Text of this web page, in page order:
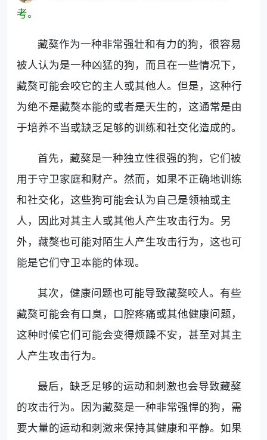
考。
藏獒作为一种非常强壮和有力的狗，很容易
被人认为是一种凶猛的狗，而且在一些情况下，
藏獒可能会咬它的主人或其他人。但是，这种行
为绝不是藏獒本能的或者是天生的，这通常是由
于培养不当或缺乏足够的训练和社交化造成的。
首先，藏獒是一种独立性很强的狗，它们被
用于守卫家庭和财产。然而，如果不正确地训练
和社交化，这些狗可能会认为自己是领袖或主
人，因此对其主人或其他人产生攻击行为。另
外，藏獒也可能对陌生人产生攻击行为，这也可
能是它们守卫本能的体现。
其次，健康问题也可能导致藏獒咬人。有些
藏獒可能会有口臭，口腔疼痛或其他健康问题，
这种时候它们可能会变得烦躁不安，甚至对其主
人产生攻击行为。
最后，缺乏足够的运动和刺激也会导致藏獒
的攻击行为。因为藏獒是一种非常强悍的狗，需
要大量的运动和刺激来保持其健康和平静。如果